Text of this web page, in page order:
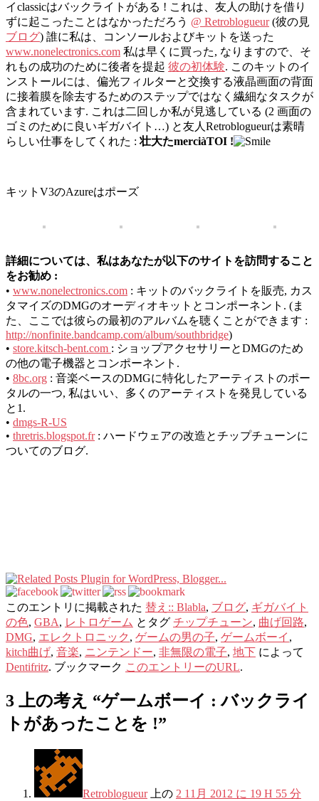
イclassicはバックライトがある ! これは、友人の助けを借り
ずに起こったことはなかっただろう @ Retroblogueur(彼の見
ブログ) 誰に私は、コンソールおよびキットを送った
www.nonelectronics.com 私は早くに買った, なりますので、そ
れもの成功のために後者を提起 彼の初体験. このキットのイ
ンストールには、偏光フィルターと交換する液晶画面の背面
に接着膜を除去するためのステップではなく繊細なタスクが
含まれています. これは二回しか私が見逃している (2 画面の
ゴミのために良いギガバイト…) と友人Retroblogueurは素晴
らしい仕事をしてくれた :壮大たmerciàTOI !
キットV3のAzureはポーズ
詳細については、私はあなたが以下のサイトを訪問すること
をお勧め :
• www.nonelectronics.com : キットのバックライトを販売, カス
タマイズのDMGのオーディオキットとコンポーネント. (ま
た、ここでは彼らの最初のアルバムを聴くことができます :
http://nonfinite.bandcamp.com/album/southbridge)
• store.kitsch-bent.com : ショップアクセサリーとDMGのため
の他の電子機器とコンポーネント.
• 8bc.org : 音楽ベースのDMGに特化したアーティストのポー
タルの一つ, 私はいい、多くのアーティストを発見している
と1.
• dmgs-R-US
• thretris.blogspot.fr: ハードウェアの改造とチップチューンに
ついてのブログ.
このエントリに掲載された 替え:: Blabla, ブログ, ギガバイト
の色, GBA, レトロゲーム とタグ チップチューン, 曲げ回路,
DMG, エレクトロニック , ゲームの男の子, ゲームボーイ ,
kitch曲げ, 音楽, ニンテンドー, 非無限の電子, 地下 によって
Dentifritz. ブックマーク このエントリーのURL.
3 上の考え “ゲームボーイ : バックライ
トがあったことを !”
Retroblogueur上の 2 11月 2012 に 19 H 55 分